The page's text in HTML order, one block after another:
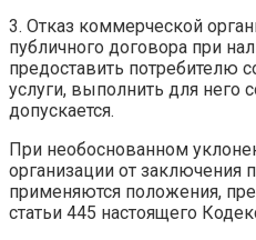
3. Отказ коммерческой
публичного договора при
предоставить потребителю
услуги, выполнить для него
допускается.
При необоснованном
организации от заключения
применяются положения,
статьи 445 настоящего